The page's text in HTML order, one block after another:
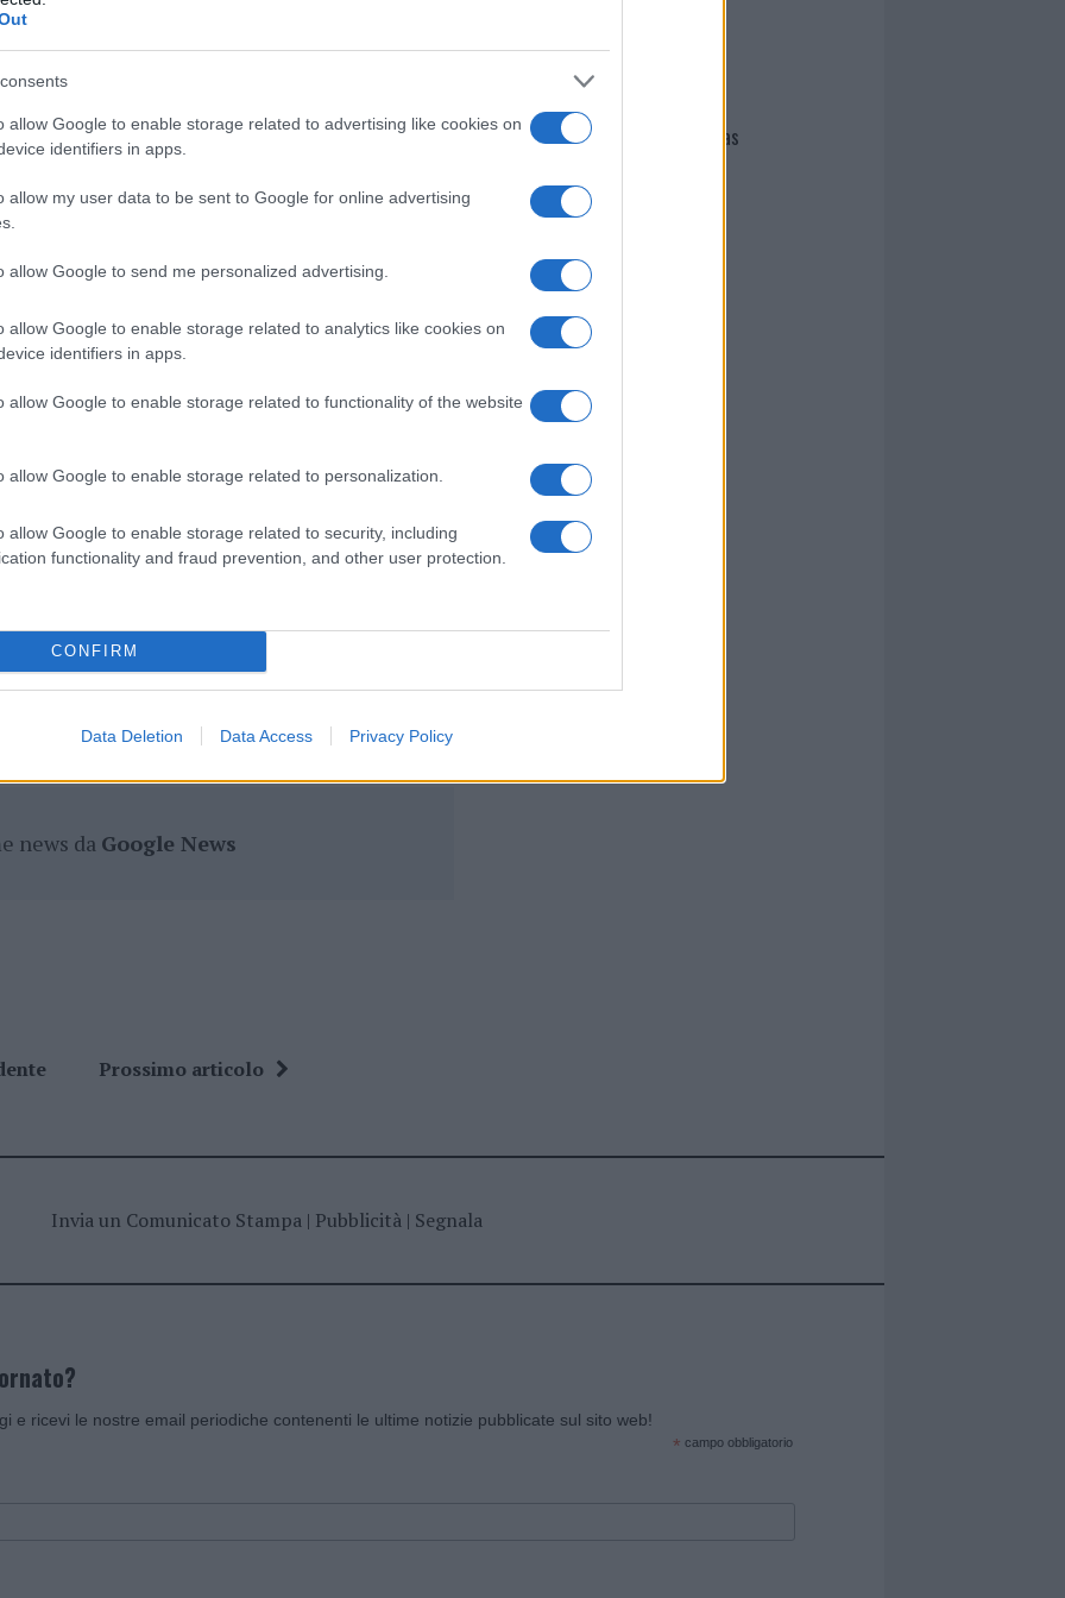
allow Google to enable storage related to advertising like cookies on
identifiers in apps.
allow my user data to be sent to Google for online advertising
allow Google to send me personalized advertising.
allow Google to enable storage related to analytics like cookies on
identifiers in apps.
allow Google to enable storage related to functionality of the website
allow Google to enable storage related to personalization.
allow Google to enable storage related to security, including
functionality and fraud prevention, and other user protection.
CONFIRM
Data Deletion Data Access Privacy Policy
nella sezioneLogin
Notizie Gallura
di GalluraOggi.it
i tuoi video e le tue foto
+39 345 356 7512
news da Google News
Prossimo articolo
Giovannimaria Cabras
Invia un Comunicato Stampa| Pubblicità| Segnala
e ricevi le nostre email periodiche contenenti le ultime notizie pubblicate sul sito web!
* campo obbligatorio